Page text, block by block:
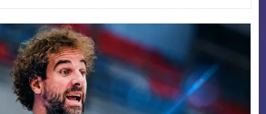
FCB Barcelona badge